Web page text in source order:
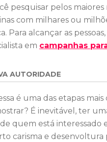
pesquisar pelos
com milhares ou
Para alcançar as
em campanhas
AUTORIDADE
é uma das etapas
É inevitável, ter
quem está interessado
carisma e desenvoltura